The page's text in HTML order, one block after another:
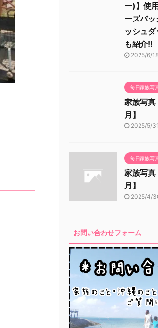
ー)】使
ーズバ
ッシュ
も紹介!!
2025/6/18
毎日家族写
家族写真
月】
2025/5/31
毎日家族写
家族写真
月】
2025/4/
お問い合わせフォーム